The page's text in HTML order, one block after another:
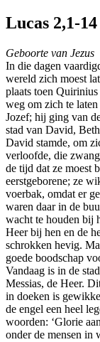
Lucas 2,1-14
Geboorte van Jezus
In die dagen
wereld zich moest
plaats toen
weg om zich te
Jozef; hij ging van
stad van David,
David stamde, om
verloofde, die
de tijd dat ze moest
eerstgeborene; ze
voerbak, omdat er
waren daar in de
wacht te houden bij
Heer bij hen en de
schrokken hevig.
goede boodschap
Vandaag is in de
Messias, de Heer.
in doeken is
de engel een heel
woorden: ‘Glorie
onder de mensen in